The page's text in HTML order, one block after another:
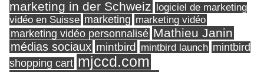
marketing in der Schweiz logiciel de marketing
vidéo en Suisse marketing marketing vidéo
marketing vidéo personnalisé Mathieu Janin
médias sociaux mintbird mintbird launch mintbird
shopping cart mjccd.com